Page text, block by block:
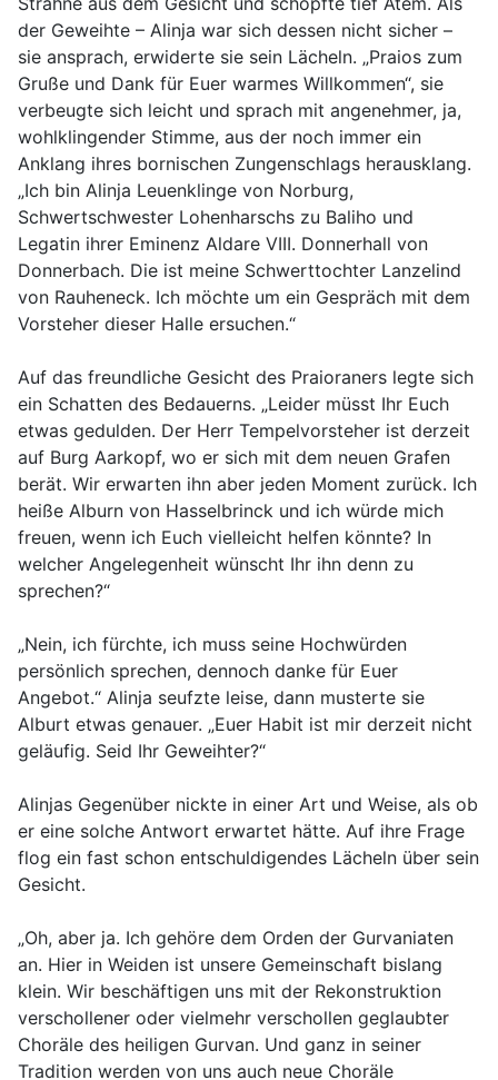
der Geweihte – Alinja war sich dessen nicht sicher –
sie ansprach, erwiderte sie sein Lächeln. „Praios zum
Gruße und Dank für Euer warmes Willkommen“, sie
verbeugte sich leicht und sprach mit angenehmer, ja,
wohlklingender Stimme, aus der noch immer ein
Anklang ihres bornischen Zungenschlags herausklang.
„Ich bin Alinja Leuenklinge von Norburg,
Schwertschwester Lohenharschs zu Baliho und
Legatin ihrer Eminenz Aldare VIII. Donnerhall von
Donnerbach. Die ist meine Schwerttochter Lanzelind
von Rauheneck. Ich möchte um ein Gespräch mit dem
Vorsteher dieser Halle ersuchen.“
Auf das freundliche Gesicht des Praioraners legte sich
ein Schatten des Bedauerns. „Leider müsst Ihr Euch
etwas gedulden. Der Herr Tempelvorsteher ist derzeit
auf Burg Aarkopf, wo er sich mit dem neuen Grafen
berät. Wir erwarten ihn aber jeden Moment zurück. Ich
heiße Alburn von Hasselbrinck und ich würde mich
freuen, wenn ich Euch vielleicht helfen könnte? In
welcher Angelegenheit wünscht Ihr ihn denn zu
sprechen?“
„Nein, ich fürchte, ich muss seine Hochwürden
persönlich sprechen, dennoch danke für Euer
Angebot.“ Alinja seufzte leise, dann musterte sie
Alburt etwas genauer. „Euer Habit ist mir derzeit nicht
geläufig. Seid Ihr Geweihter?“
Alinjas Gegenüber nickte in einer Art und Weise, als ob
er eine solche Antwort erwartet hätte. Auf ihre Frage
flog ein fast schon entschuldigendes Lächeln über sein
Gesicht.
„Oh, aber ja. Ich gehöre dem Orden der Gurvaniaten
an. Hier in Weiden ist unsere Gemeinschaft bislang
klein. Wir beschäftigen uns mit der Rekonstruktion
verschollener oder vielmehr verschollen geglaubter
Choräle des heiligen Gurvan. Und ganz in seiner
Tradition werden von uns auch neue Choräle